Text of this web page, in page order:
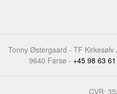
Tonny Østergaard - TF Kirkesølv
9640 Farsø - +45 98 63 61
CVR: